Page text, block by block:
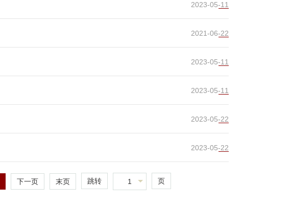
2023-05-11
2021-06-22
2023-05-11
2023-05-11
2023-05-22
2023-05-22
下一页 末页 跳转 1 页